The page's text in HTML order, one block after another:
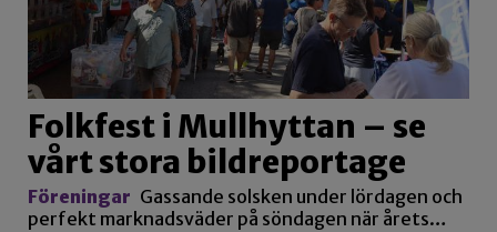
Folkfest i Mullhyttan – se
vårt stora bildreportage
Föreningar Gassande solsken under lördagen och
perfekt marknadsväder på söndagen när årets…